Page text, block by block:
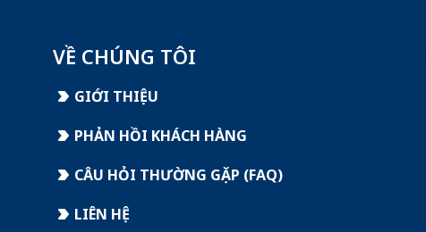
VỀ CHÚNG TÔI
GIỚI THIỆU
PHẢN HỒI KHÁCH HÀNG
CÂU HỎI THƯỜNG GẶP (FAQ)
LIÊN HỆ